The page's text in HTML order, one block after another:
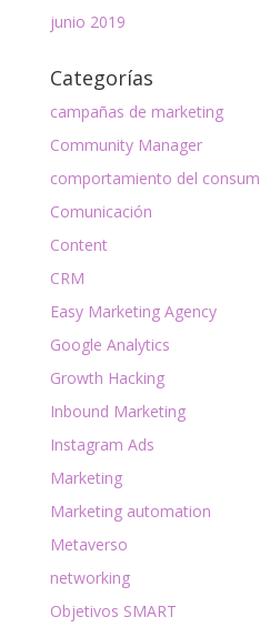
junio 2019
Categorías
campañas de marketing
Community Manager
comportamiento del
Comunicación
Content
CRM
Easy Marketing Agency
Google Analytics
Growth Hacking
Inbound Marketing
Instagram Ads
Marketing
Marketing automation
Metaverso
networking
Objetivos SMART